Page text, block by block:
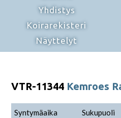
Yhdistys
Koirarekisteri
Näyttelyt
VTR-11344 Kemroes
Syntymäaika Sukupuoli